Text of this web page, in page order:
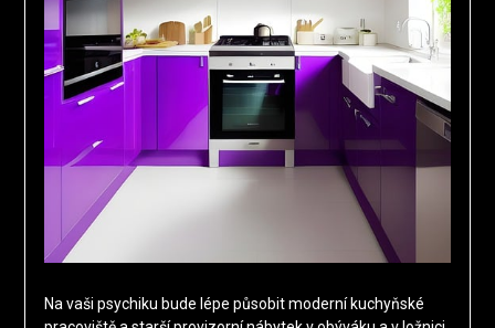
Na vaši psychiku bude lépe působit moderní kuchyňské